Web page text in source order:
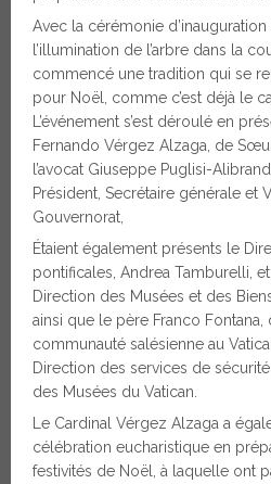
Avec la cérémonie
l’illumination de l’arbre dans la
commencé une tradition qui se
pour Noël, comme c’est déjà le
L’événement s’est déroulé en
Fernando Vérgez Alzaga, de
l’avocat Giuseppe Puglisi-
Président, Secrétaire générale et
Gouvernorat,
Étaient également présents le
pontificales, Andrea Tamburelli,
Direction des Musées et des
ainsi que le père Franco Fontana,
communauté salésienne au
Direction des services de
des Musées du Vatican.
Le Cardinal Vérgez Alzaga a
célébration eucharistique en
festivités de Noël, à laquelle ont